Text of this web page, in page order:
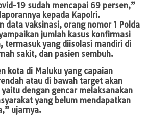
19 sudah mencapai 69 persen,”
kepada Kapolri.
data vaksinasi, orang nomor 1 Polda
jumlah kasus konfirmasi
termasuk yang diisolasi mandiri di
sakit, dan pasien sembuh.
kota di Maluku yang capaian
atau di bawah target akan
dengan gencar melaksanakan
yang belum mendapatkan
ujarnya.